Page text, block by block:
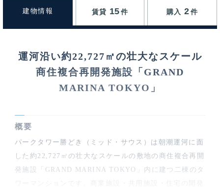
建物情報 賃貸 15 件 購入 2 件
運河沿い約22,727㎡の壮大なスケール
商住複合再開発施設「GRAND
MARINA TOKYO」
概要
パークタワー勝どき（ミッド・サウス）は朝潮運河に面
した約22,727㎡の壮大なスケールの敷地の商住複合再開
発施設「GRAND MARINA TOKYO」内に建つ二棟のタ